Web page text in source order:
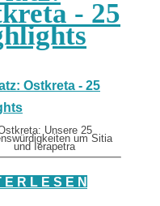
- 25
Unsere 25
um Sitia
und Ierapetra
E R L E S E N